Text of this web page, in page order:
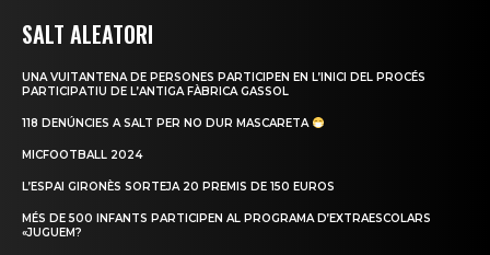
SALT ALEATORI
UNA VUITANTENA DE PERSONES PARTICIPEN EN L’INICI DEL PROCÉS
PARTICIPATIU DE L’ANTIGA FÀBRICA GASSOL
118 DENÚNCIES A SALT PER NO DUR MASCARETA
MICFOOTBALL 2024
L’ESPAI GIRONÈS SORTEJA 20 PREMIS DE 150 EUROS
MÉS DE 500 INFANTS PARTICIPEN AL PROGRAMA D’EXTRAESCOLARS
«JUGUEM?